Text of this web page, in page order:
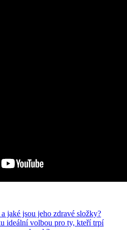
jaké jsou jeho zdravé složky?
ideální volbou pro ty, kteří trpí